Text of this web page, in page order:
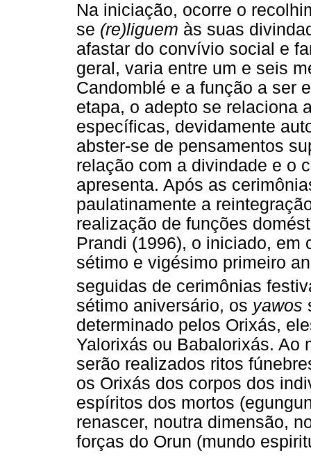
Na iniciação, ocorre o
se (re)liguem às suas
afastar do convívio social e
geral, varia entre um e seis
Candomblé e a função a ser
etapa, o adepto se relaciona
específicas, devidamente
abster-se de pensamentos
relação com a divindade e o
apresenta. Após as
paulatinamente a
realização de funções
Prandi (1996), o iniciado, em
sétimo e vigésimo primeiro
seguidas de cerimônias
sétimo aniversário, os yawos
determinado pelos Orixás,
Yalorixás ou Babalorixás. Ao
serão realizados ritos
os Orixás dos corpos dos
espíritos dos mortos
renascer, noutra dimensão,
forças do Orun (mundo